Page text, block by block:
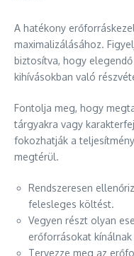
A hatékony
maximalizálásához.
biztosítva, hogy
kihívásokban való
Fontolja meg, hogy
tárgyakra vagy
fokozhatják a
megtérül.
Rendszeresen
felesleges költést.
Vegyen részt olyan
erőforrásokat
Tervezze meg az